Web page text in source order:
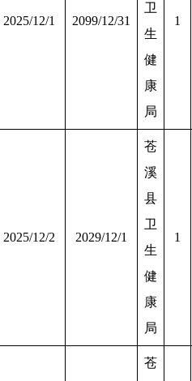
2025/12/1 2099/12/31
卫
生
健
康
局
1
2025/12/2 2029/12/1
苍
溪
县
卫
生
健
康
局
1
苍